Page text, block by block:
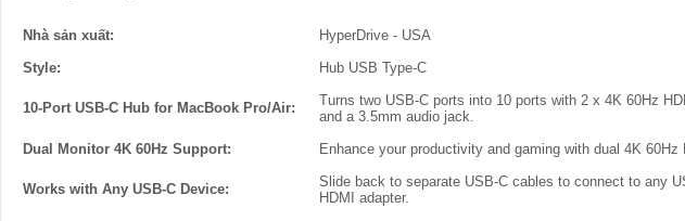
Nhà sản xuất:
HyperDrive - USA
Style:
Hub USB Type-C
10-Port USB-C Hub for MacBook Pro/Air:
Turns two USB-C ports into 10 ports with 2 x 4K 60Hz
and a 3.5mm audio jack.
Dual Monitor 4K 60Hz Support:
Enhance your productivity and gaming with dual 4K
Works with Any USB-C Device:
Slide back to separate USB-C cables to connect to any
HDMI adapter.